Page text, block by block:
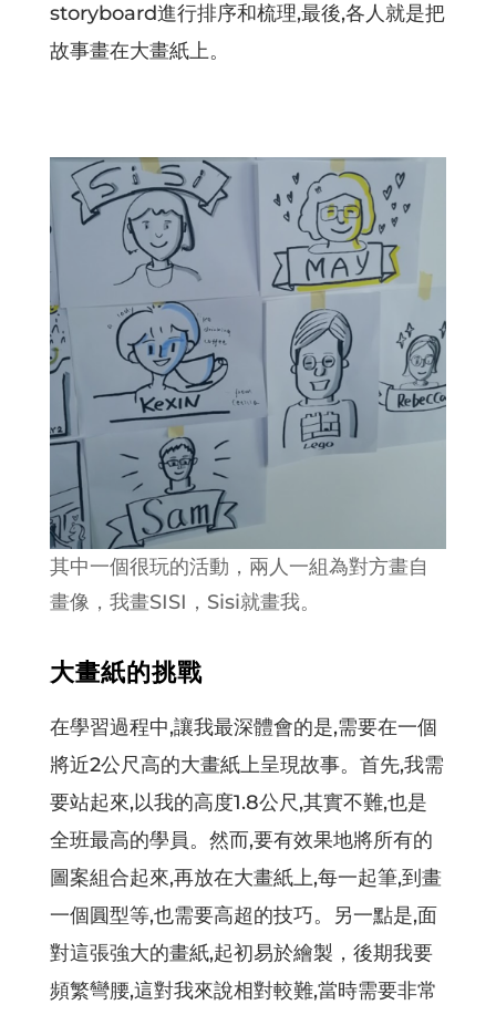
storyboard進行排序和梳理,最後,各人就是把
故事畫在大畫紙上。
其中一個很玩的活動，兩人一組為對方畫自
畫像，我畫SISI，Sisi就畫我。
大畫紙的挑戰
在學習過程中,讓我最深體會的是,需要在一個
將近2公尺高的大畫紙上呈現故事。首先,我需
要站起來,以我的高度1.8公尺,其實不難,也是
全班最高的學員。然而,要有效果地將所有的
圖案組合起來,再放在大畫紙上,每一起筆,到畫
一個圓型等,也需要高超的技巧。另一點是,面
對這張強大的畫紙,起初易於繪製，後期我要
頻繁彎腰,這對我來說相對較難,當時需要非常